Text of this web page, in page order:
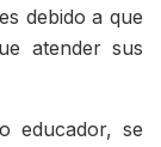
debido a que
atender sus
educador, se